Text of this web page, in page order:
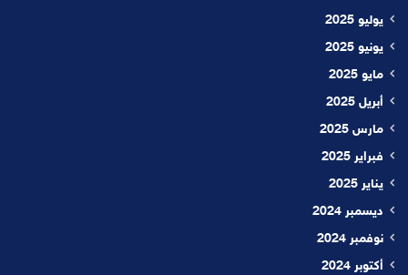
يوليو 2025
يونيو 2025
مايو 2025
أبريل 2025
مارس 2025
فبراير 2025
يناير 2025
ديسمبر 2024
نوفمبر 2024
أكتوبر 2024